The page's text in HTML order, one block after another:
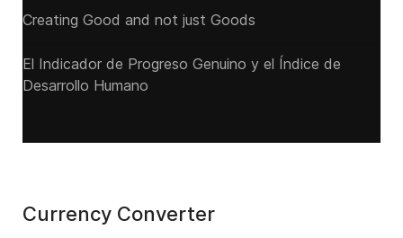
Creating Good and not just Goods
El Indicador de Progreso Genuino y el Índice de
Desarrollo Humano
Currency Converter